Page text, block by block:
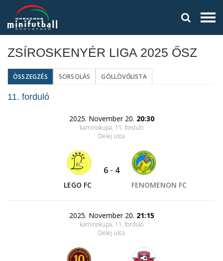
ZSÍROSKENYÉR LIGA 2025 ŐSZ
ÖSSZEGZÉS SORSOLÁS GÓLLÖVŐLISTA
11. forduló
2025. November 20. 20:30
kaminokupa, 11. forduló
Delej utca
LEGO FC
6 - 4
FENOMENON FC
2025. November 20. 21:15
kaminokupa, 11. forduló
Delej utca